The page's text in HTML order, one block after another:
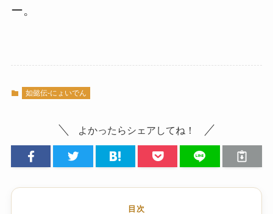
ー。
如懿伝-にょいでん
よかったらシェアしてね！
目次